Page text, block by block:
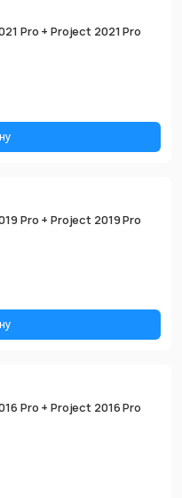
Pro + Project 2021 Pro
Pro + Project 2019 Pro
Pro + Project 2016 Pro